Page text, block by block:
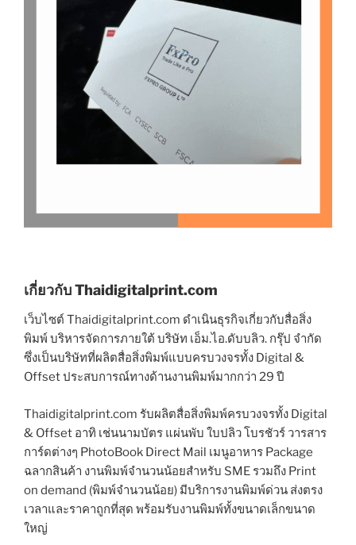
เกี่ยวกับ Thaidigitalprint.com
เว็บไซต์ Thaidigitalprint.com ดำเนินธุรกิจเกี่ยวกับสื่อสิ่ง
พิมพ์ บริหารจัดการภายใต้ บริษัท เอ็ม.ไอ.ดับบลิว. กรุ๊ป จำกัด
ซึ่งเป็นบริษัทที่ผลิตสื่อสิ่งพิมพ์แบบครบวงจรทั้ง Digital &
Offset ประสบการณ์ทางด้านงานพิมพ์มากกว่า 29 ปี
Thaidigitalprint.com รับผลิตสื่อสิ่งพิมพ์ครบวงจรทั้ง Digital
& Offset อาทิ เช่นนามบัตร แผ่นพับ ใบปลิว โบรชัวร์ วารสาร
การ์ดต่างๆ PhotoBook Direct Mail เมนูอาหาร Package
ฉลากสินค้า งานพิมพ์จำนวนน้อยสำหรับ SME รวมถึง Print
on demand (พิมพ์จำนวนน้อย) มีบริการงานพิมพ์ด่วน ส่งตรง
เวลาและราคาถูกที่สุด พร้อมรับงานพิมพ์ทั้งขนาดเล็กขนาด
ใหญ่